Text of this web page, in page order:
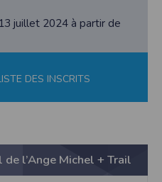
juillet 2024 à partir de
DES INSCRITS
l’Ange Michel + Trail